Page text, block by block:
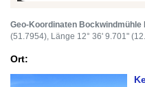
Geo-Koordinaten Bockwindmühle
(51.7954), Länge 12° 36' 9.701"
Ort: